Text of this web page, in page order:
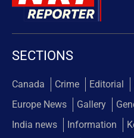
SECTIONS
Canada Crime Editorial
Europe News
Gallery
India news
Information